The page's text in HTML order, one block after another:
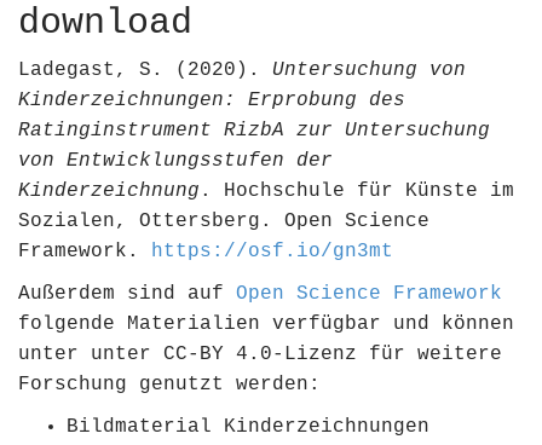
download
Ladegast, S. (2020). Untersuchung von
Kinderzeichnungen: Erprobung des
Ratinginstrument RizbA zur Untersuchung
von Entwicklungsstufen der
Kinderzeichnung . Hochschule für Künste im
Sozialen, Ottersberg. Open Science
Framework. https://osf.io/gn3mt
Außerdem sind auf Open Science Framework
folgende Materialien verfügbar und können
unter unter CC-BY 4.0-Lizenz für weitere
Forschung genutzt werden:
Bildmaterial Kinderzeichnungen